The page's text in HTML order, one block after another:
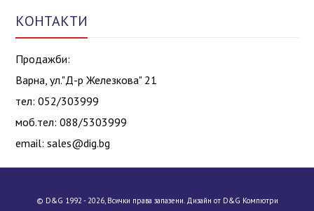
КОНТАКТИ
Продажби:
Варна, ул."Д-р Железкова" 21
тел: 052/303999
моб.тел: 088/5303999
email:sales@dig.bg
© D&G 1992 - 2026, Всички права запазени. Дизайн от D&G Компютри